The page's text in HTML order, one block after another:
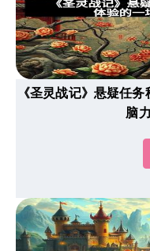
《圣灵战记》悬疑任
脑